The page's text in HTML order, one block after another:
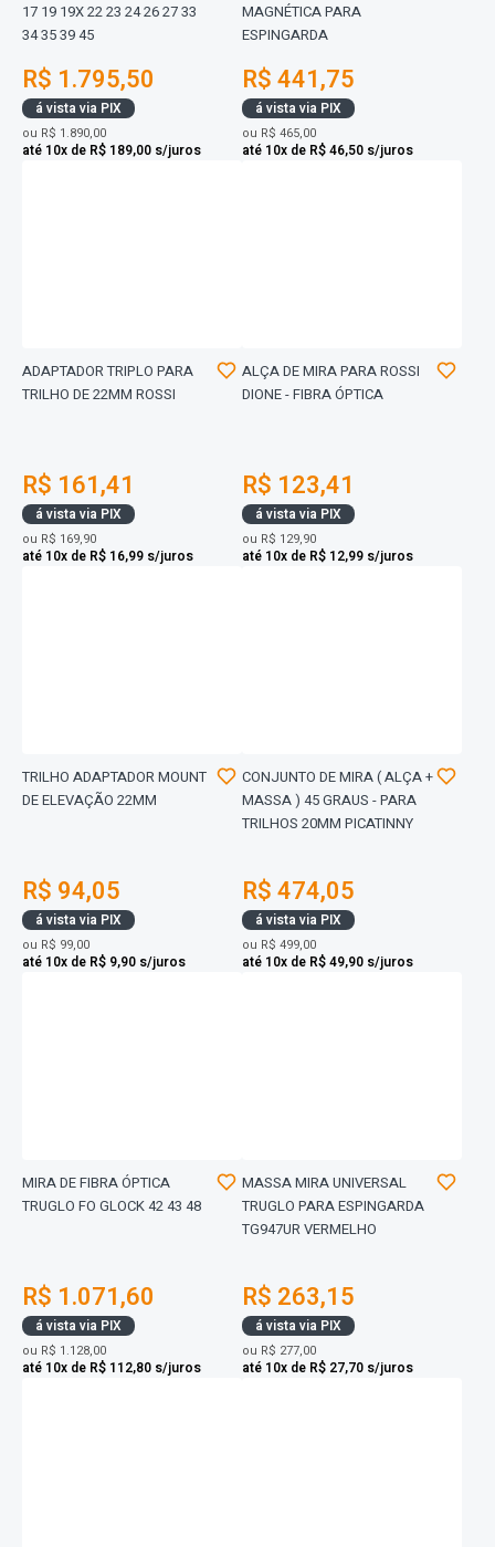
17 19 19X 22 23 24 26 27 33
34 35 39 45
R$ 1.795,50
á vista via PIX
ou R$ 1.890,00
até 10x de R$ 189,00 s/juros
MAGNÉTICA PARA
ESPINGARDA
R$ 441,75
á vista via PIX
ou R$ 465,00
até 10x de R$ 46,50 s/juros
ADAPTADOR TRIPLO PARA
TRILHO DE 22MM ROSSI
R$ 161,41
á vista via PIX
ou R$ 169,90
até 10x de R$ 16,99 s/juros
ALÇA DE MIRA PARA ROSSI
DIONE - FIBRA ÓPTICA
R$ 123,41
á vista via PIX
ou R$ 129,90
até 10x de R$ 12,99 s/juros
TRILHO ADAPTADOR MOUNT
DE ELEVAÇÃO 22MM
R$ 94,05
á vista via PIX
ou R$ 99,00
até 10x de R$ 9,90 s/juros
CONJUNTO DE MIRA ( ALÇA +
MASSA ) 45 GRAUS - PARA
TRILHOS 20MM PICATINNY
R$ 474,05
á vista via PIX
ou R$ 499,00
até 10x de R$ 49,90 s/juros
MIRA DE FIBRA ÓPTICA
TRUGLO FO GLOCK 42 43 48
R$ 1.071,60
á vista via PIX
ou R$ 1.128,00
até 10x de R$ 112,80 s/juros
MASSA MIRA UNIVERSAL
TRUGLO PARA ESPINGARDA
TG947UR VERMELHO
R$ 263,15
á vista via PIX
ou R$ 277,00
até 10x de R$ 27,70 s/juros